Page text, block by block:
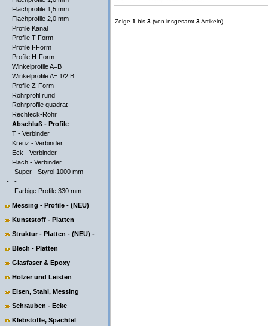
Flachprofile 1,5 mm
Flachprofile 2,0 mm
Profile Kanal
Profile T-Form
Profile I-Form
Profile H-Form
Winkelprofile A=B
Winkelprofile A= 1/2 B
Profile Z-Form
Rohrprofil rund
Rohrprofile quadrat
Rechteck-Rohr
Abschluß - Profile
T - Verbinder
Kreuz - Verbinder
Eck - Verbinder
Flach - Verbinder
- Super - Styrol 1000 mm
- -
- Farbige Profile 330 mm
Messing - Profile - (NEU)
Kunststoff - Platten
Struktur - Platten - (NEU) -
Blech - Platten
Glasfaser & Epoxy
Hölzer und Leisten
Eisen, Stahl, Messing
Schrauben - Ecke
Klebstoffe, Spachtel
Zeige 1 bis 3 (von insgesamt 3Artikeln)